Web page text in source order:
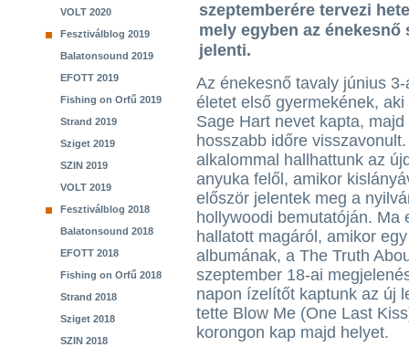
VOLT 2020
Fesztiválblog 2019
Balatonsound 2019
EFOTT 2019
Fishing on Orfű 2019
Strand 2019
Sziget 2019
SZIN 2019
VOLT 2019
Fesztiválblog 2018
Balatonsound 2018
EFOTT 2018
Fishing on Orfű 2018
Strand 2018
Sziget 2018
SZIN 2018
szeptemberére tervezi
mely egyben az
jelenti.
Az énekesnő tavaly június
életet első gyermekének, aki
Sage Hart nevet kapta, majd
hosszabb időre
alkalommal hallhattunk az
anyuka felől, amikor
először jelentek meg a
hollywoodi bemutatóján. Ma
hallatott magáról, amikor
albumának, a The Truth
szeptember 18-ai
napon ízelítőt kaptunk az új
tette Blow Me (One Last
korongon kap majd helyet.